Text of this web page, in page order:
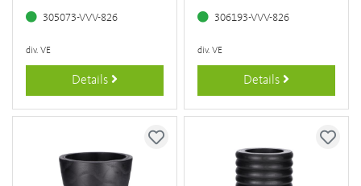
305073-VVV-826
div. VE
Details
306193-VVV-826
div. VE
Details